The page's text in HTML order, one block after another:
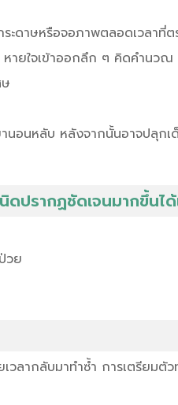
ะดาษหรือจอภาพตลอดเวลาที่ต
ายใจเข้าออกลึก ๆ คิดคำนว
อนหลับ หลังจากนั้นอาจปลุก
ปรากฏชัดเจนมากขึ้นไ
วย
วลากลับมาทำซ้ำ การเตรียมตั